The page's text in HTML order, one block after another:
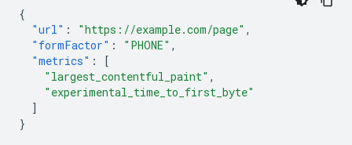
{
"url" : "https://example.com/page" ,
"formFactor" : "PHONE" ,
"metrics" :
[
"largest_contentful_paint" ,
"experimental_time_to_first_byte"
]
}